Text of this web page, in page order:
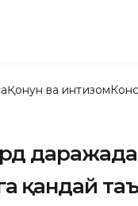
Қонун ва интизом
қандай